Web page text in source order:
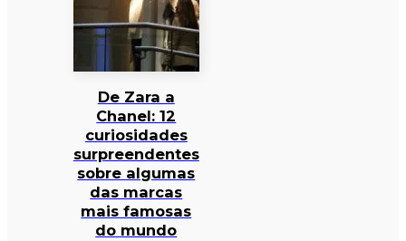
De Zara a
Chanel: 12
curiosidades
surpreendentes
sobre algumas
das marcas
mais famosas
do mundo